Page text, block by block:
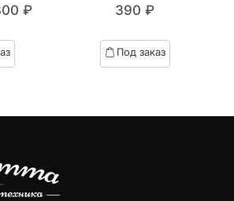
₽
₽.
out
based
on
390 ₽
Под заказ